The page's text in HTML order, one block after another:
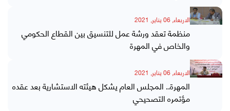
الاربعاء, 06 يناير, 2021
منظمة تعقد ورشة عمل للتنسيق بين القطاع الحكومي
والخاص في المهرة
الاربعاء, 06 يناير, 2021
المهرة.. المجلس العام يشكل هيئته الاستشارية بعد عقده
مؤتمره التصحيحي